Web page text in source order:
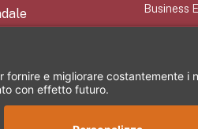
Business
di CRIBIS Holding S.r.l.